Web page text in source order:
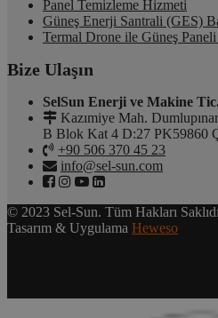
Panel Temizleme Hizmeti
Güneş Enerji Santrali (GES)
Termal Drone ile Güneş
Bize Ulaşın
SelSun Enerji ve Makine
Kazımiye Mah.
B Blok Kat 4 D:27 PK59860
+90 506 370 45 23
info@sel-sun.com
© 2023 Sel-Sun. Tüm Hakları
Tasarım & Uygulama Heweso